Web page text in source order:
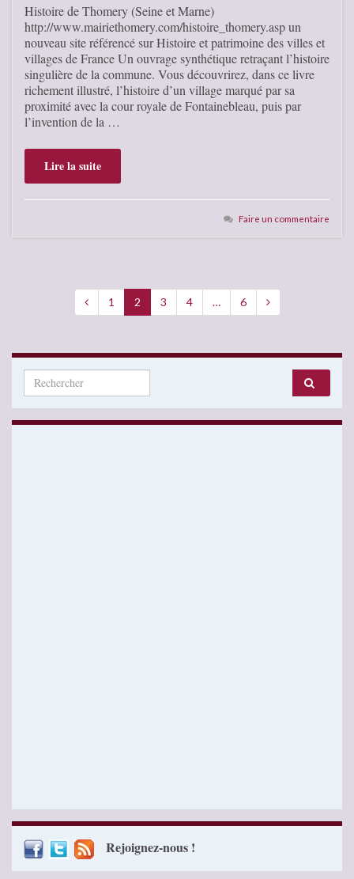
Histoire de Thomery (Seine et Marne)
http://www.mairiethomery.com/histoire_thomery.asp un
nouveau site référencé sur Histoire et patrimoine des villes et
villages de France Un ouvrage synthétique retraçant l’histoire
singulière de la commune. Vous découvrirez, dans ce livre
richement illustré, l’histoire d’un village marqué par sa
proximité avec la cour royale de Fontainebleau, puis par
l’invention de la …
Lire la suite
Faire un commentaire
1 2 3 4 … 6
Search for:
Rejoignez-nous !